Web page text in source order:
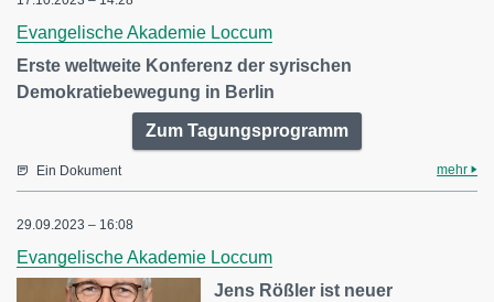
Evangelische Akademie Loccum
Erste weltweite Konferenz der syrischen
Demokratiebewegung in Berlin
Zum Tagungsprogramm
Ein Dokument mehr
29.09.2023 – 16:08
Evangelische Akademie Loccum
Jens Rößler ist neuer